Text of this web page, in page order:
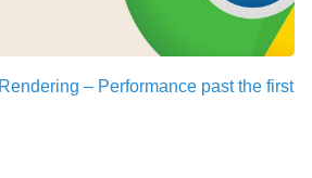
– Performance past the first